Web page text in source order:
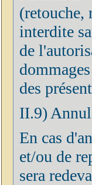
(retouche,
interdite
de
des
II.9)
En cas
et/ou de
sera